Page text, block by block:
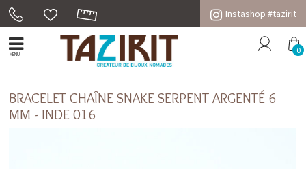
Instashop #tazirit
MENU 0
BRACELET CHAÎNE SNAKE SERPENT ARGENTÉ 6
MM - INDE 016